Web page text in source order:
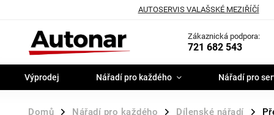
AUTOSERVIS VALAŠSKÉ MEZIŘÍČÍ
Zákaznická podpora:
721 682 543
Výprodej Nářadí pro každého Nářadí pro
Domů Nářadí pro každého Dílenské nářadí